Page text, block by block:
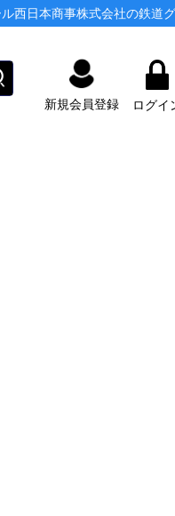
西日本商事株式会社の鉄道
新規会員登録 ログイ